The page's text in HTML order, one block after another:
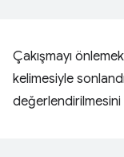
Çakışmayı
kelimesiyle